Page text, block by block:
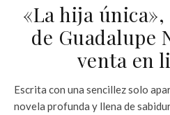
«La hija
de Guadalupe
venta en
Escrita con una sencillez solo
novela profunda y llena de